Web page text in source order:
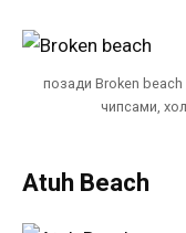
позади Broken
чипсами,
Atuh Beach